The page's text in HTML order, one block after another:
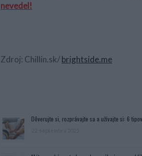
nevedel!
Zdroj: Chillin.sk/brightside.me
Dôverujte si, rozprávajte sa a užívajte si: 6